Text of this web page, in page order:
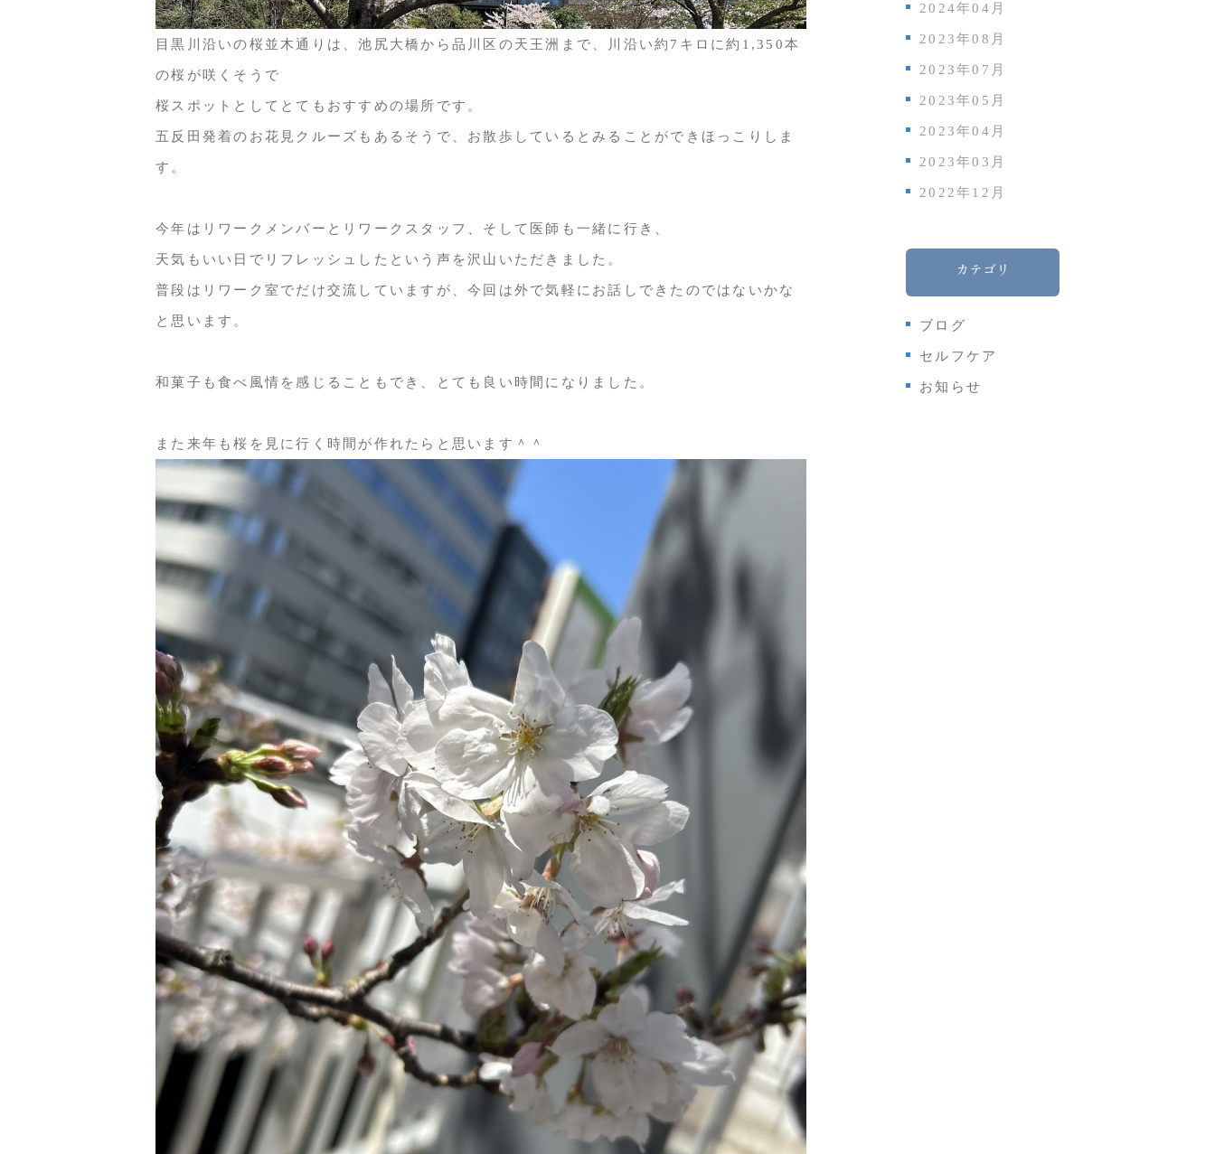
目黒川沿いの桜並木通りは、池尻大橋から品川区の天王洲まで、川沿い約7キロに約1,350本
の桜が咲くそうで
桜スポットとしてとてもおすすめの場所です。
五反田発着のお花見クルーズもあるそうで、お散歩しているとみることができほっこりしま
す。
今年はリワークメンバーとリワークスタッフ、そして医師も一緒に行き、
天気もいい日でリフレッシュしたという声を沢山いただきました。
普段はリワーク室でだけ交流していますが、今回は外で気軽にお話しできたのではないかな
と思います。
和菓子も食べ風情を感じることもでき、とても良い時間になりました。
また来年も桜を見に行く時間が作れたらと思います＾＾
2024年04月
2023年08月
2023年07月
2023年05月
2023年04月
2023年03月
2022年12月
カテゴリ
ブログ
セルフケア
お知らせ